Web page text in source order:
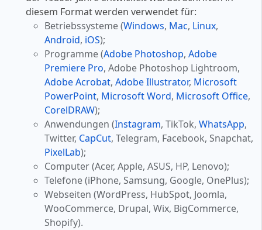
diesem Format werden verwendet für:
Betriebssysteme (Windows, Mac, Linux,
Android, iOS);
Programme (Adobe Photoshop, Adobe
Premiere Pro, Adobe Photoshop Lightroom,
Adobe Acrobat, Adobe Illustrator, Microsoft
PowerPoint, Microsoft Word, Microsoft Office,
CorelDRAW);
Anwendungen (Instagram, TikTok, WhatsApp,
Twitter, CapCut, Telegram, Facebook, Snapchat,
PixelLab);
Computer (Acer, Apple, ASUS, HP, Lenovo);
Telefone (iPhone, Samsung, Google, OnePlus);
Webseiten (WordPress, HubSpot, Joomla,
WooCommerce, Drupal, Wix, BigCommerce,
Shopify).